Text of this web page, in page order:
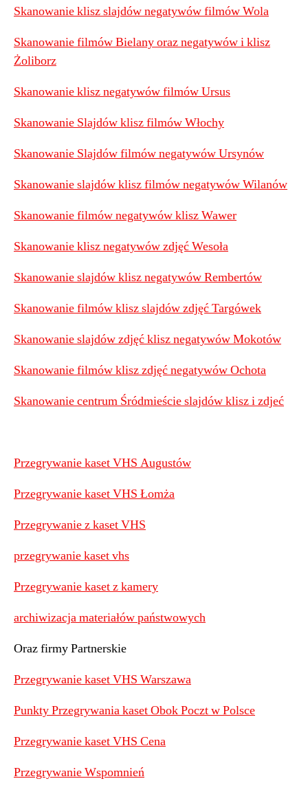
Skanowanie klisz slajdów negatywów filmów Wola
Skanowanie filmów Bielany oraz negatywów i klisz
Żoliborz
Skanowanie klisz negatywów filmów Ursus
Skanowanie Slajdów klisz filmów Włochy
Skanowanie Slajdów filmów negatywów Ursynów
Skanowanie slajdów klisz filmów negatywów Wilanów
Skanowanie filmów negatywów klisz Wawer
Skanowanie klisz negatywów zdjęć Wesoła
Skanowanie slajdów klisz negatywów Rembertów
Skanowanie filmów klisz slajdów zdjęć Targówek
Skanowanie slajdów zdjęć klisz negatywów Mokotów
Skanowanie filmów klisz zdjęć negatywów Ochota
Skanowanie centrum Śródmieście slajdów klisz i zdjeć
Przegrywanie kaset VHS Augustów
Przegrywanie kaset VHS Łomża
Przegrywanie z kaset VHS
przegrywanie kaset vhs
Przegrywanie kaset z kamery
archiwizacja materiałów państwowych
Oraz firmy Partnerskie
Przegrywanie kaset VHS Warszawa
Punkty Przegrywania kaset Obok Poczt w Polsce
Przegrywanie kaset VHS Cena
Przegrywanie Wspomnień